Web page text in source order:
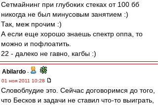
Сетмайнинг при глубоких стеках от 100 бб
никогда не был минусовым занятием :)
Так, меж прочим :)
А если еще хорошо знаешь спектр оппа, то
можно и пофлоатить.
22 - далеко не гавно, кагбы :)
Abilardo -
01 ноя 2011 10:28
Словоблудие это. Сейчас договоримся до того,
что Бесков и задачи не ставил что-то выиграть,